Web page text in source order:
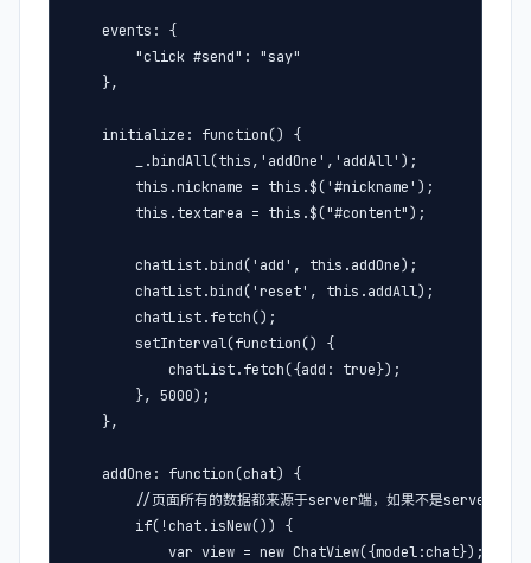
    events: {
        "click #send": "say"
    },
    initialize: function() {
        _.bindAll(this,'addOne','addAll');
        this.nickname = this.$('#nickname');
        this.textarea = this.$("#content");
        chatList.bind('add', this.addOne);
        chatList.bind('reset', this.addAll);
        chatList.fetch();
        setInterval(function() {
            chatList.fetch({add: true});
        }, 5000);
    },
    addOne: function(chat) {
//页面所有的数据都来源于server端，如果不是server端的
        if(!chat.isNew()) {
            var view = new ChatView({model:chat});